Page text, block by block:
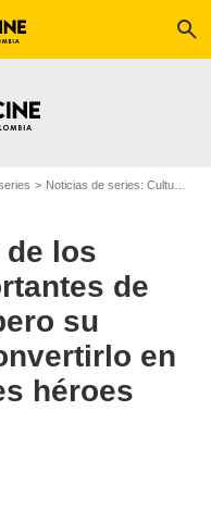
search
Noticias de series: Cultura Series
de los
de
su
en
héroes